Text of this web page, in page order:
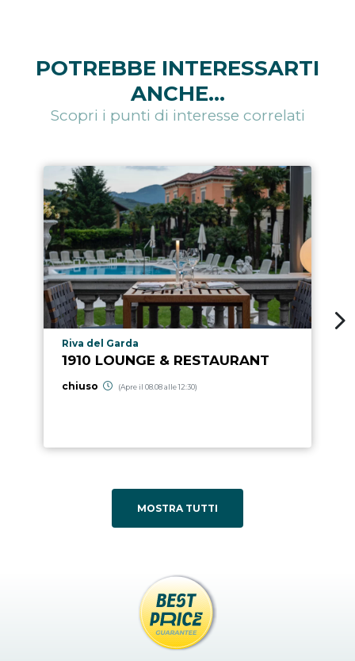
POTREBBE INTERESSARTI
ANCHE...
Scopri i punti di interesse correlati
Località punto di interesse
Riva del Garda
1910 LOUNGE & RESTAURANT
chiuso (Apre il 08.08 alle 12:30)
MOSTRA TUTTI